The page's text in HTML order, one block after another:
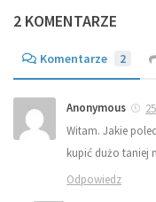
2 KOMENTARZE
Komentarze 2
Anonymous
Witam. Jakie
kupić dużo taniej
Odpowiedz